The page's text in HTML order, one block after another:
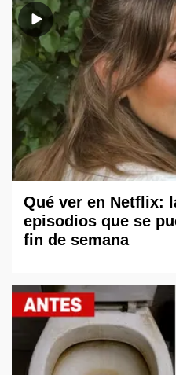
Qué ver en Netflix:
episodios que se
fin de semana